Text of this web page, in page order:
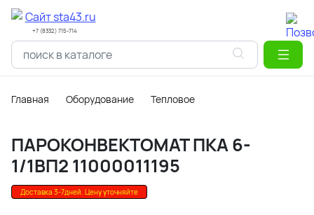
+7 (8332) 715-714
Главная Оборудование Тепловое
ПАРОКОНВЕКТОМАТ ПКА 6-
1/1ВП2 11000011195
Доставка 3-7дней. Цену уточняйте